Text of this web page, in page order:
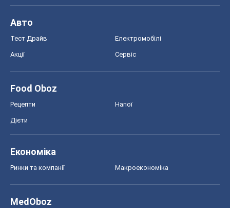
Авто
Тест Драйв Електромобілі
Акції Сервіс
Food Oboz
Рецепти Напої
Дієти
Економіка
Ринки та компанії Макроекономіка
MedOboz